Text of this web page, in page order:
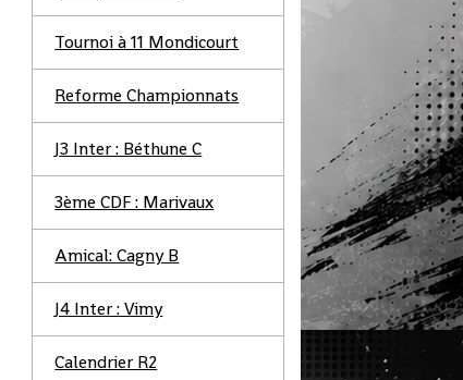
Tournoi à 11 Mondicourt
Reforme Championnats
J3 Inter : Béthune C
3ème CDF : Marivaux
Amical: Cagny B
J4 Inter : Vimy
Calendrier R2